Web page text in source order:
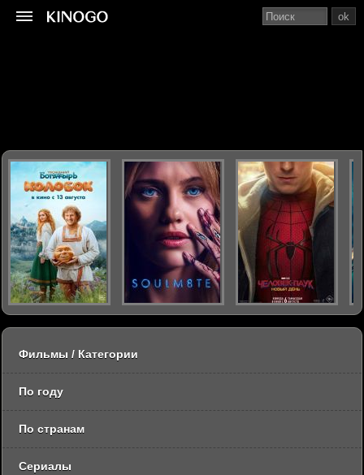
ok
Фильмы / Категории
По году
По странам
Сериалы